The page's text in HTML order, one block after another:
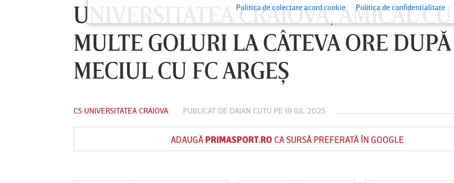
UNIVERSITATEA CRAIOVA, AMICAL CU
MULTE GOLURI LA CÂTEVA ORE DUPĂ
MECIUL CU FC ARGEŞ
CS UNIVERSITATEA CRAIOVA PUBLICAT DE DAIAN CUTU PE 19 IUL 2025
ADAUGĂ PRIMASPORT.ROCA SURSĂ PREFERATĂ ÎN GOOGLE
Vs Vs Vs
Politica de colectare acord cookie Politica de confidentialitate